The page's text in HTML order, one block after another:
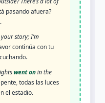
pasando afuera?
story; I’m
continúa con tu
went onin the
todas las luces
el estadio.